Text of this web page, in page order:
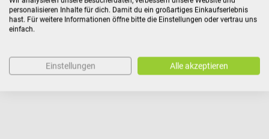
AFH
Nadelrad mit kurzem Griff für den mobilen Einsatz
personalisieren Inhalte für dich. Damit du ein großartiges Einkaufserlebnis
hast. Für weitere Informationen öffne bitte die Einstellungen oder vertrau uns
einfach.
Einstellungen Alle akzeptieren